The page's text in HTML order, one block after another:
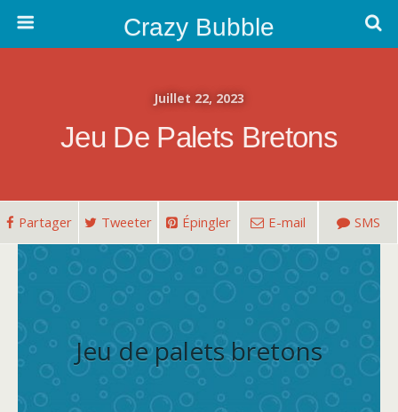
Crazy Bubble
Juillet 22, 2023
Jeu De Palets Bretons
Partager Tweeter Épingler E-mail SMS
Jeu de palets bretons